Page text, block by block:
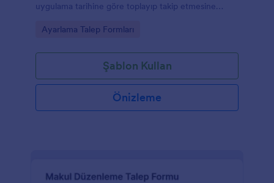
uygulama tarihine göre toplayıp takip etmesine
Go to Category:
Ayarlama Talep Formları
Şablon Kullan
Önizleme